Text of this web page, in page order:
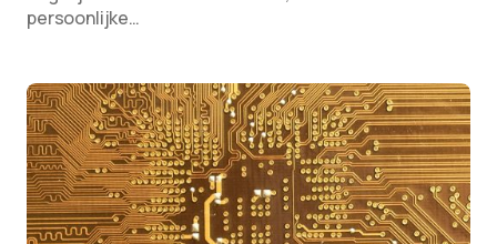
persoonlijke…